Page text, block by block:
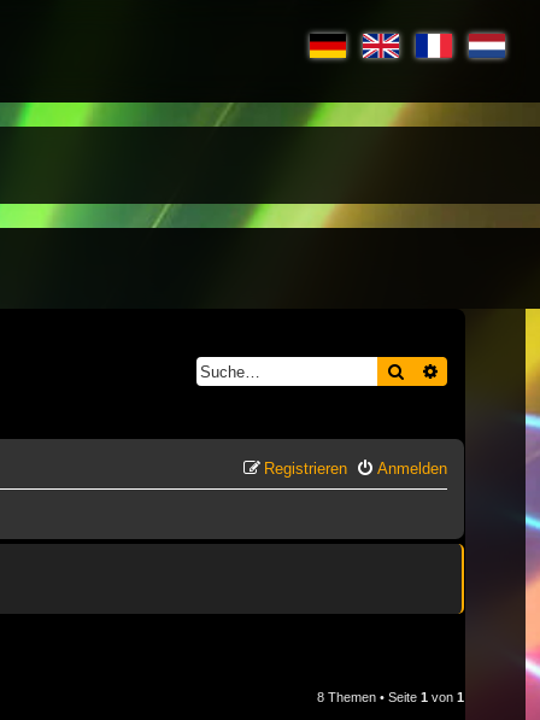
Suche Erweiterte
Anmelden
Registrieren
8 Themen • Seite 1 von 1